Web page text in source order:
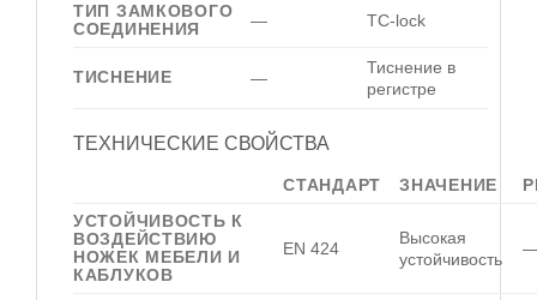
ТИП ЗАМКОВОГО
СОЕДИНЕНИЯ
— TC-lock
ТИСНЕНИЕ —
Тиснение в
регистре
ТЕХНИЧЕСКИЕ СВОЙСТВА
СТАНДАРТ ЗНАЧЕНИЕ
УСТОЙЧИВОСТЬ К
ВОЗДЕЙСТВИЮ
НОЖЕК МЕБЕЛИ И
КАБЛУКОВ
EN 424
Высокая
устойчивость